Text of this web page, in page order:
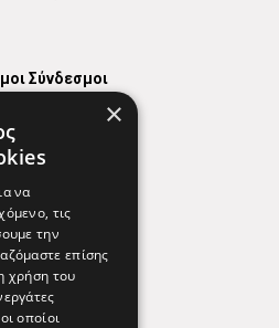
Σύνδεσμοι
Τηλέφωνα
Φαρμακεία
Χρήσης
×
να
τις
την
επίσης
χρήση του
οποίοι